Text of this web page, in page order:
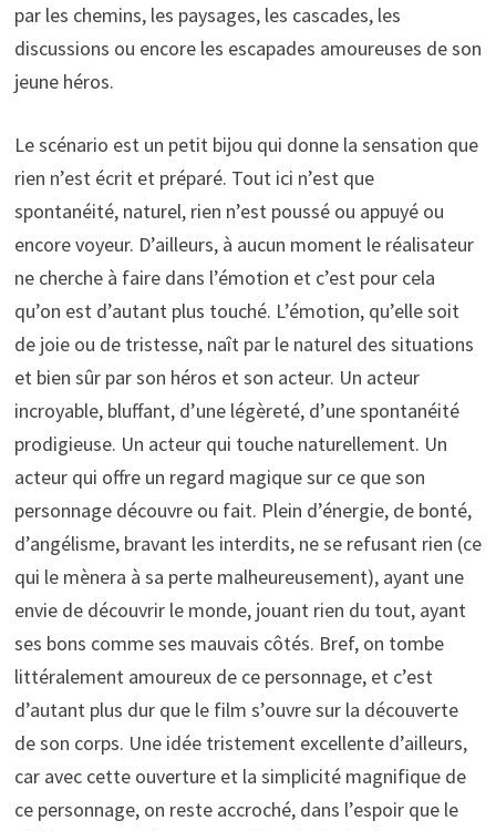
par les chemins, les paysages, les cascades, les
discussions ou encore les escapades amoureuses de son
jeune héros.
Le scénario est un petit bijou qui donne la sensation que
rien n’est écrit et préparé. Tout ici n’est que
spontanéité, naturel, rien n’est poussé ou appuyé ou
encore voyeur. D’ailleurs, à aucun moment le réalisateur
ne cherche à faire dans l’émotion et c’est pour cela
qu’on est d’autant plus touché. L’émotion, qu’elle soit
de joie ou de tristesse, naît par le naturel des situations
et bien sûr par son héros et son acteur. Un acteur
incroyable, bluffant, d’une légèreté, d’une spontanéité
prodigieuse. Un acteur qui touche naturellement. Un
acteur qui offre un regard magique sur ce que son
personnage découvre ou fait. Plein d’énergie, de bonté,
d’angélisme, bravant les interdits, ne se refusant rien (ce
qui le mènera à sa perte malheureusement), ayant une
envie de découvrir le monde, jouant rien du tout, ayant
ses bons comme ses mauvais côtés. Bref, on tombe
littéralement amoureux de ce personnage, et c’est
d’autant plus dur que le film s’ouvre sur la découverte
de son corps. Une idée tristement excellente d’ailleurs,
car avec cette ouverture et la simplicité magnifique de
ce personnage, on reste accroché, dans l’espoir que le